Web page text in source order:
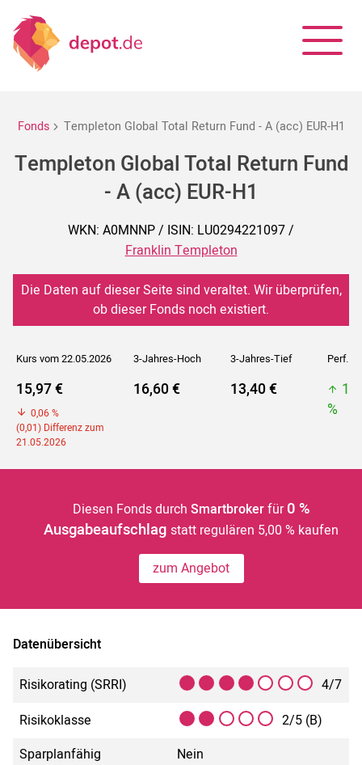
Fonds Templeton Global Total Return Fund - A (acc) EUR-H1
Templeton Global Total Return Fund
- A (acc) EUR-H1
WKN: A0MNNP / ISIN: LU0294221097 /
Franklin Templeton
Die Daten auf dieser Seite sind veraltet. Wir überprüfen,
ob dieser Fonds noch existiert.
Kurs vom 22.05.2026 3-Jahres-Hoch 3-Jahres-Tief Perf. 5J
15,97 €
0,06 %
(0,01) Differenz zum
21.05.2026
16,60 € 13,40 €
%
Diesen Fonds durch Smartbrokerfür 0 %
Ausgabeaufschlagstatt regulären 5,00 % kaufen
zum Angebot
Datenübersicht
Risikorating (SRRI)
4/7
Risikoklasse
2/5 (B)
Sparplanfähig
Nein